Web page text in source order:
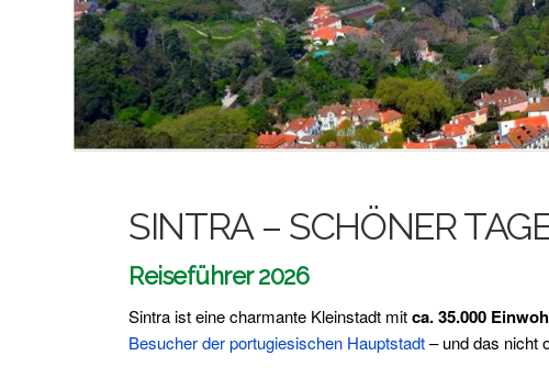
SINTRA – SCHÖNER
Reiseführer 2026
Sintra ist eine charmante Kleinstadt mitca. 35.000
Besucher der portugiesischen Hauptstadt– und das nicht